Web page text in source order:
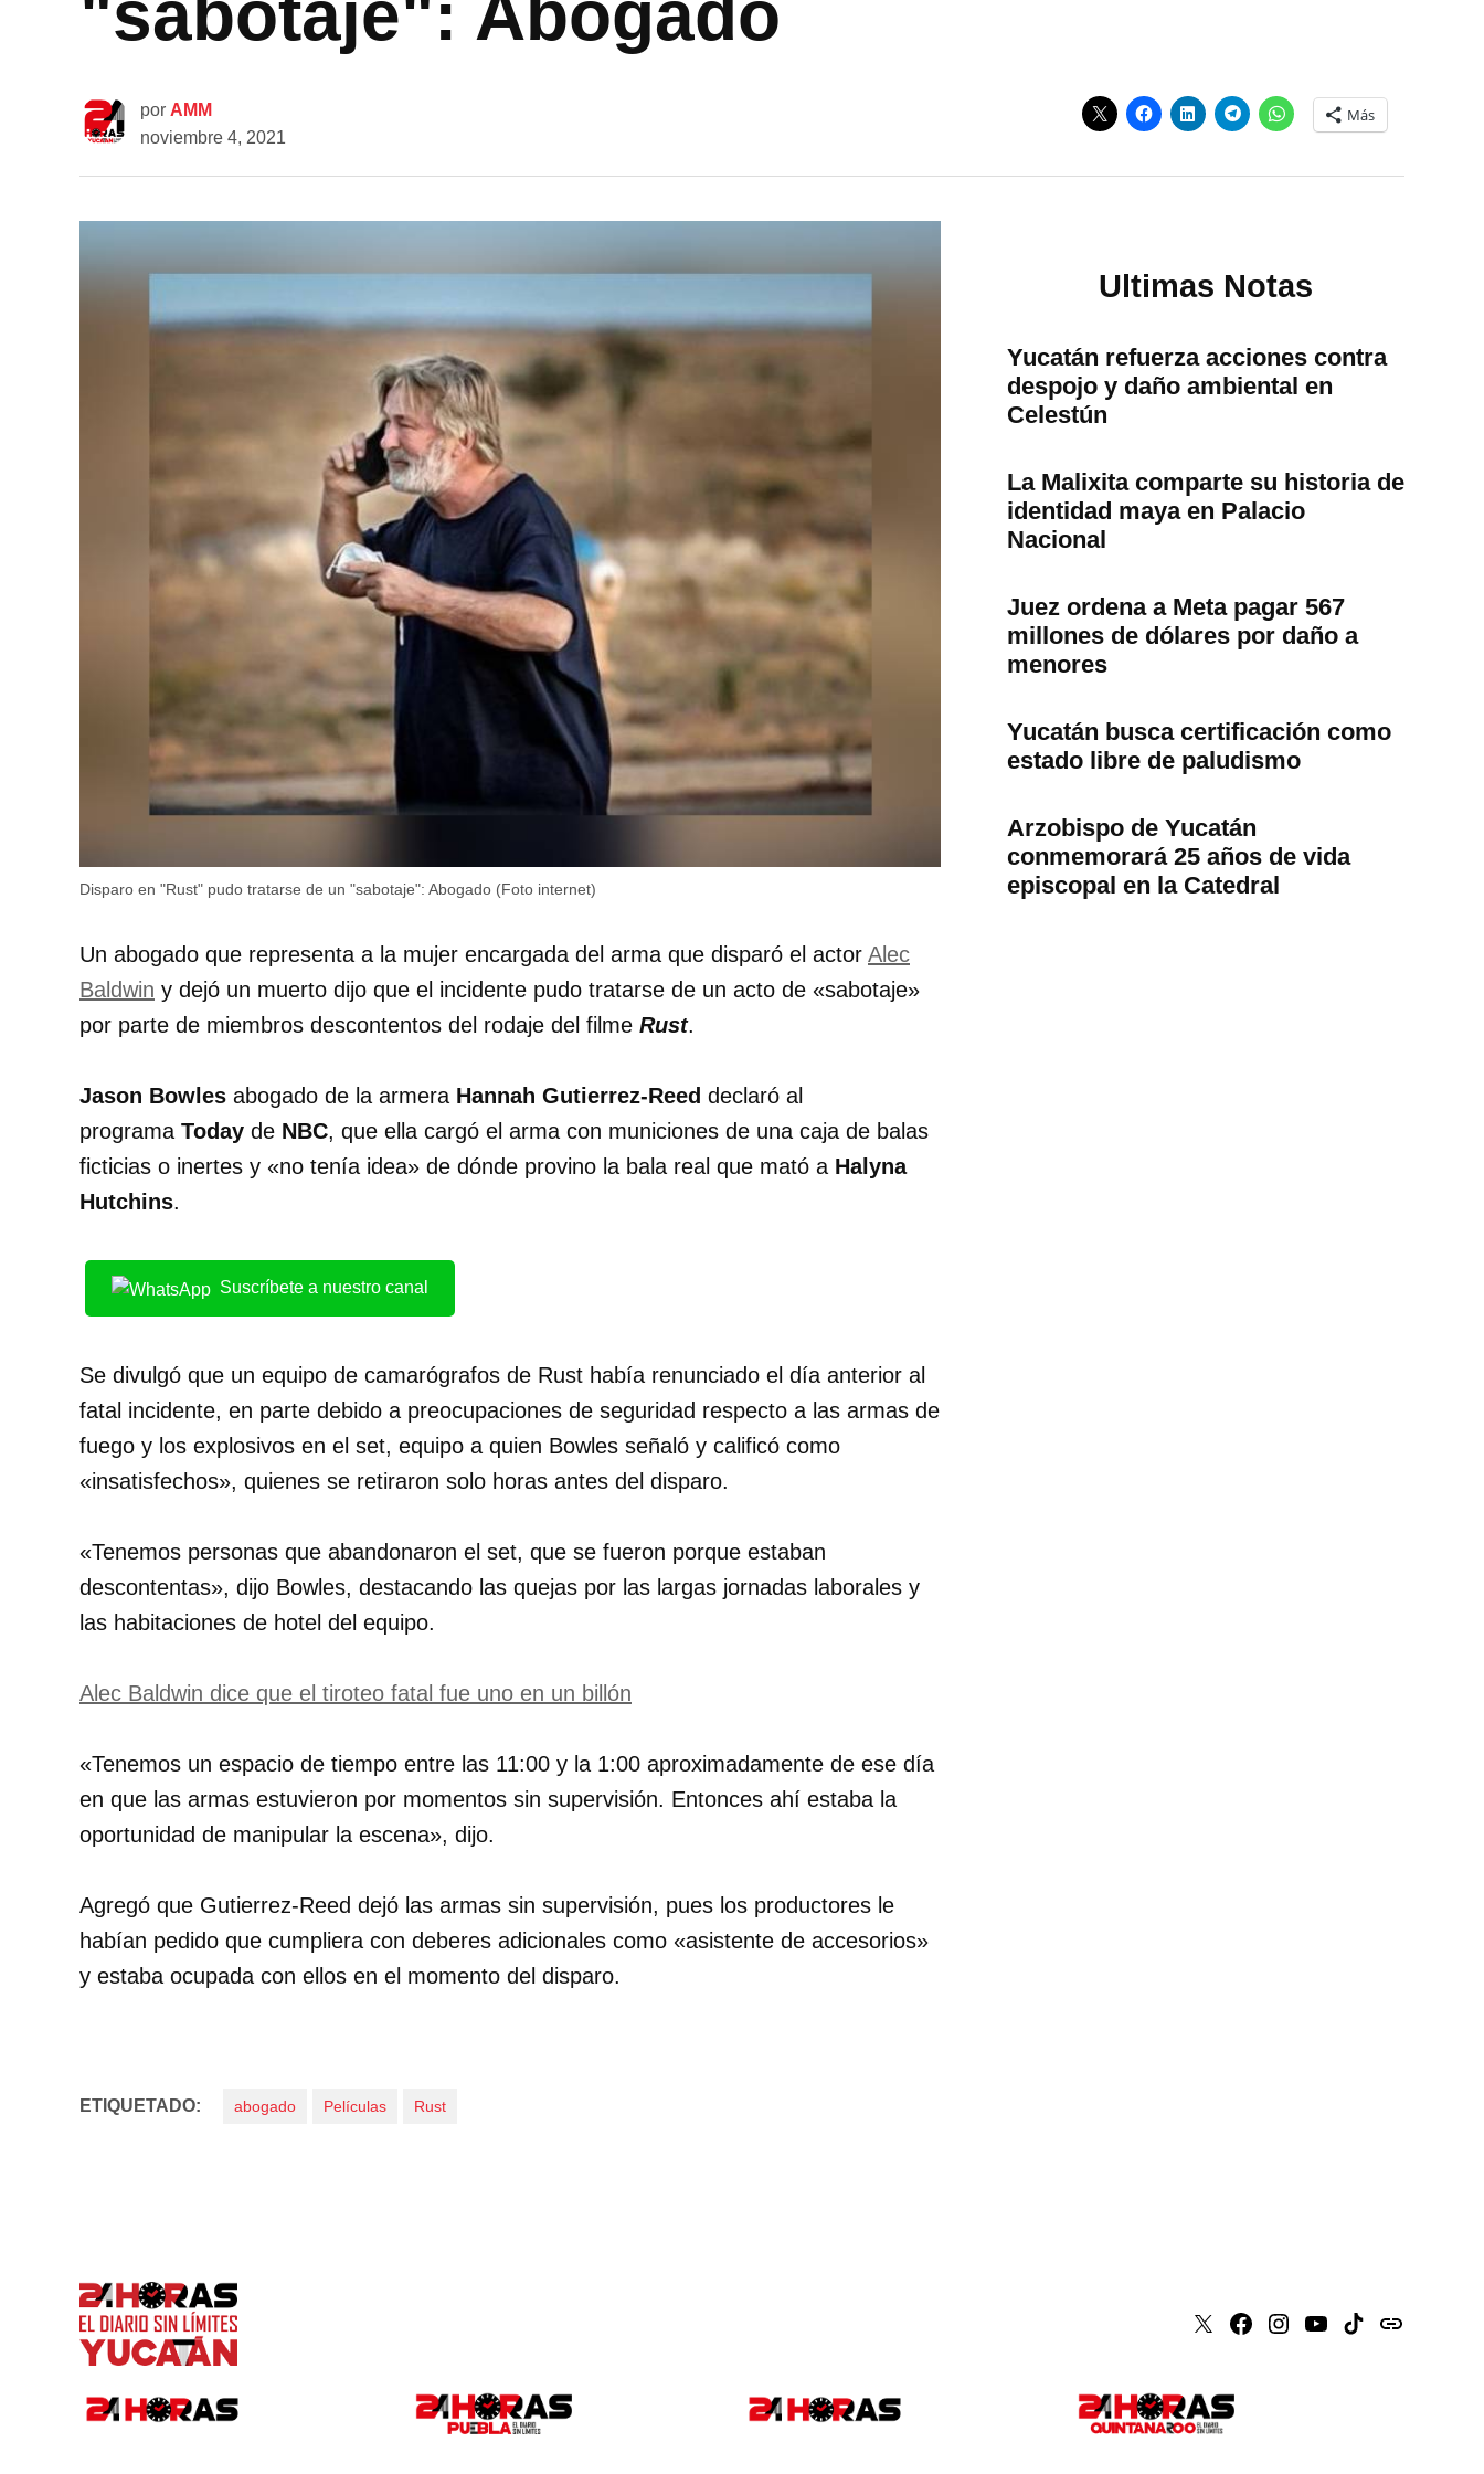
por AMM
noviembre 4, 2021
Más
Disparo en "Rust" pudo tratarse de un "sabotaje": Abogado (Foto internet)
Un abogado que representa a la mujer encargada del arma que disparó el actor Alec
Baldwin y dejó un muerto dijo que el incidente pudo tratarse de un acto de «sabotaje»
por parte de miembros descontentos del rodaje del filme Rust.
Jason Bowles abogado de la armera Hannah Gutierrez-Reed declaró al
programa Today de NBC, que ella cargó el arma con municiones de una caja de balas
ficticias o inertes y «no tenía idea» de dónde provino la bala real que mató a Halyna
Hutchins.
Suscríbete a nuestro canal
Se divulgó que un equipo de camarógrafos de Rust había renunciado el día anterior al
fatal incidente, en parte debido a preocupaciones de seguridad respecto a las armas de
fuego y los explosivos en el set, equipo a quien Bowles señaló y calificó como
«insatisfechos», quienes se retiraron solo horas antes del disparo.
«Tenemos personas que abandonaron el set, que se fueron porque estaban
descontentas», dijo Bowles, destacando las quejas por las largas jornadas laborales y
las habitaciones de hotel del equipo.
Alec Baldwin dice que el tiroteo fatal fue uno en un billón
«Tenemos un espacio de tiempo entre las 11:00 y la 1:00 aproximadamente de ese día
en que las armas estuvieron por momentos sin supervisión. Entonces ahí estaba la
oportunidad de manipular la escena», dijo.
Agregó que Gutierrez-Reed dejó las armas sin supervisión, pues los productores le
habían pedido que cumpliera con deberes adicionales como «asistente de accesorios»
y estaba ocupada con ellos en el momento del disparo.
ETIQUETADO: abogado Películas Rust
Ultimas Notas
Yucatán refuerza acciones contra
despojo y daño ambiental en
Celestún
La Malixita comparte su historia de
identidad maya en Palacio
Nacional
Juez ordena a Meta pagar 567
millones de dólares por daño a
menores
Yucatán busca certificación como
estado libre de paludismo
Arzobispo de Yucatán
conmemorará 25 años de vida
episcopal en la Catedral
X Faceboook
Instagram
Youtube
Tiktokissuu